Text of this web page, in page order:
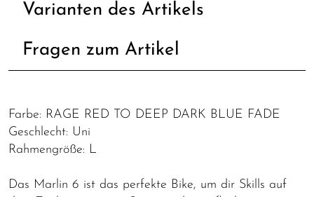
Varianten des Artikels
Fragen zum Artikel
Farbe: RAGE RED TO DEEP DARK BLUE FADE
Geschlecht: Uni
Rahmengröße: L
Das Marlin 6 ist das perfekte Bike, um dir Skills auf